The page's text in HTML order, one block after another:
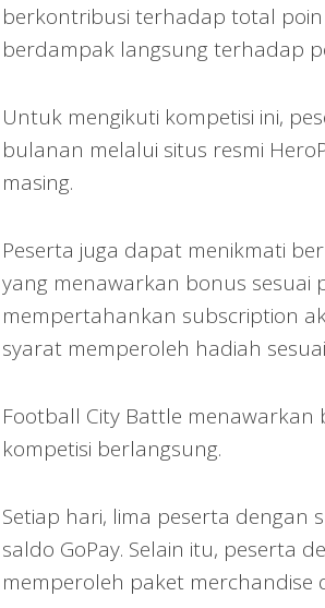
berkontribusi terhadap total
berdampak langsung terhadap
Untuk mengikuti kompetisi ini,
bulanan melalui situs resmi
masing.
Peserta juga dapat menikmati
yang menawarkan bonus sesuai
mempertahankan subscription
syarat memperoleh hadiah
Football City Battle
kompetisi berlangsung.
Setiap hari, lima peserta
saldo GoPay. Selain itu, peserta
memperoleh paket merchandise